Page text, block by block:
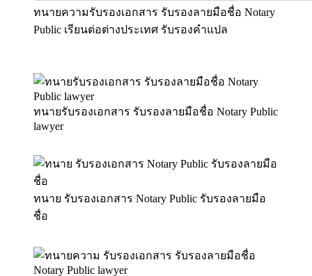
ทนายความรับรองเอกสาร รับรองลายมือชื่อ Notary
Public เรียนต่อต่างประเทศ รับรองคำแปล
ทนายรับรองเอกสาร รับรองลายมือชื่อ Notary Public
lawyer
ทนาย รับรองเอกสาร Notary Public รับรองลายมือ
ชื่อ